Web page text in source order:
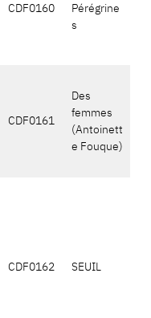
CDF0160
Pérégrine
s
CDF0161
Des
femmes
(Antoinett
e Fouque)
CDF0162 SEUIL